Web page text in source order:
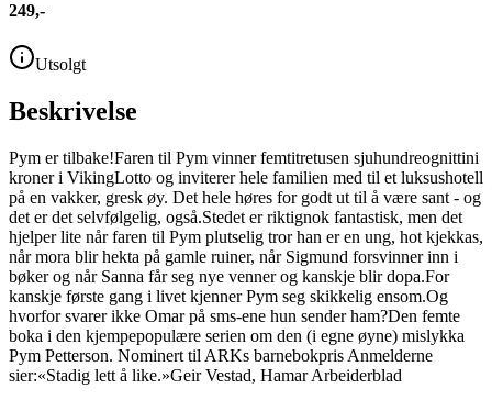
249,-
Utsolgt
Beskrivelse
Pym er tilbake!Faren til Pym vinner femtitretusen sjuhundreognittini
kroner i VikingLotto og inviterer hele familien med til et luksushotell
på en vakker, gresk øy. Det hele høres for godt ut til å være sant - og
det er det selvfølgelig, også.Stedet er riktignok fantastisk, men det
hjelper lite når faren til Pym plutselig tror han er en ung, hot kjekkas,
når mora blir hekta på gamle ruiner, når Sigmund forsvinner inn i
bøker og når Sanna får seg nye venner og kanskje blir dopa.For
kanskje første gang i livet kjenner Pym seg skikkelig ensom.Og
hvorfor svarer ikke Omar på sms-ene hun sender ham?Den femte
boka i den kjempepopulære serien om den (i egne øyne) mislykka
Pym Petterson. Nominert til ARKs barnebokpris Anmelderne
sier:«Stadig lett å like.»Geir Vestad, Hamar Arbeiderblad